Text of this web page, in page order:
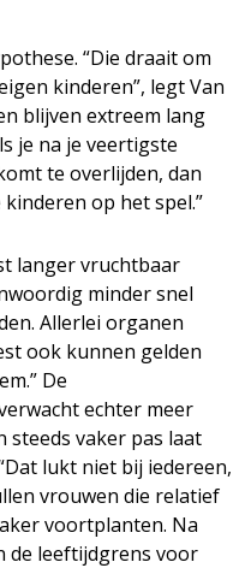
“Die draait om
kinderen”, legt Van
blijven extreem lang
je na je veertigste
te overlijden, dan
op het spel.”
langer vruchtbaar
minder snel
Allerlei organen
ook kunnen gelden
De
echter meer
steeds vaker pas laat
lukt niet bij iedereen,
vrouwen die relatief
voortplanten. Na
de leeftijdgrens voor